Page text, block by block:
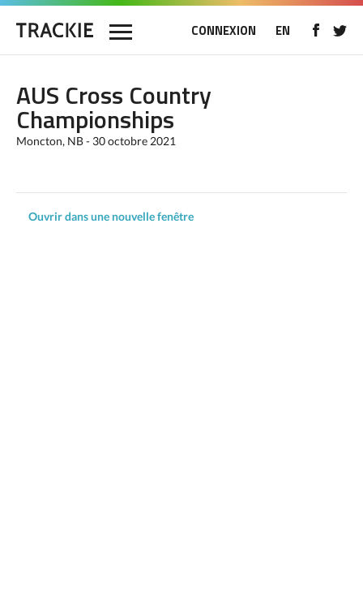
CONNEXION EN
AUS Cross Country
Championships
Moncton, NB - 30 octobre 2021
Ouvrir dans une nouvelle fenêtre